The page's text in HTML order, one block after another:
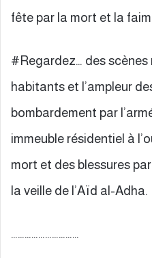
fête par la mort et la faim
#Regardez… des
habitants et l’ampleur
bombardement par
immeuble résidentiel à
mort et des blessures
la veille de l’Aïd al-Adha.
…………………………